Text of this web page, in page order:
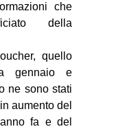
che
della
quello
gennaio e
ne sono stati
aumento del
fa e del